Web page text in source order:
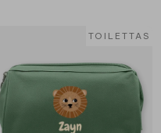
TOILETTAS